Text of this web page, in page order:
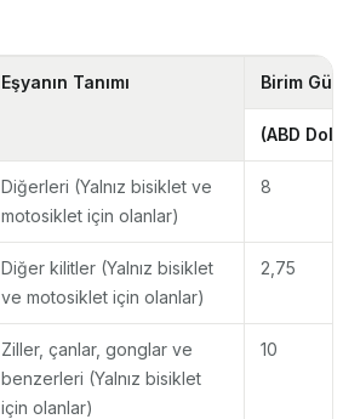
Eşyanın Tanımı Birim
(ABD
Diğerleri (Yalnız bisiklet ve
motosiklet için olanlar)
8
Diğer kilitler (Yalnız bisiklet
ve motosiklet için olanlar)
2,75
Ziller, çanlar, gonglar ve
benzerleri (Yalnız bisiklet
için olanlar)
10